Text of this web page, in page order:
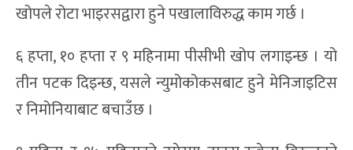
खोपले रोटा भाइरसद्वारा हुने पखालाविरुद्ध काम गर्छ ।
६ हप्ता, १० हप्ता र ९ महिनामा पीसीभी खोप लगाइन्छ । यो
तीन पटक दिइन्छ, यसले न्युमोकोकसबाट हुने मेनिजाइटिस
र निमोनियाबाट बचाउँछ ।